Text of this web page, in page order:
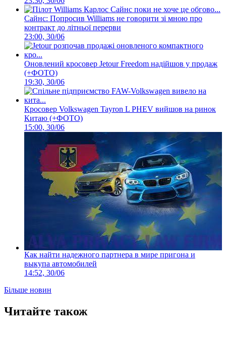
Сайнс: Попросив Williams не говорити зі мною про
контракт до літньої перерви
23:00, 30/06
Оновлений кросовер Jetour Freedom надійшов у продаж
(+ФОТО)
19:30, 30/06
Кросовер Volkswagen Tayron L PHEV вийшов на ринок
Китаю (+ФОТО)
15:00, 30/06
Как найти надежного партнера в мире пригона и
выкупа автомобилей
14:52, 30/06
Більше новин
Читайте також